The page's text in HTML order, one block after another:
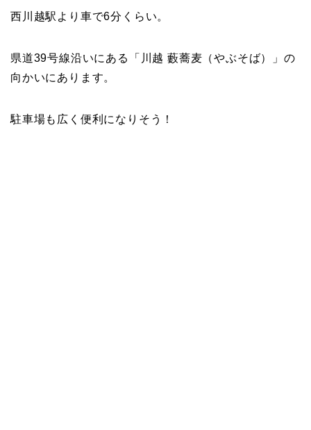
西川越駅より車で6分くらい。
県道39号線沿いにある「川越 藪蕎麦 （やぶそば）
」の
向かいにあります。
駐車場も広く便利になりそう！